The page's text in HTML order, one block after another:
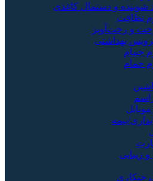
شوینده و دستمال کاغذی
نظافت
و رخت‌آویز
بهداشتی
حمام
حمام
موبایل
بیمه
زیبایی